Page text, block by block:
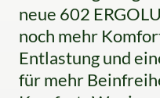
neue 602
noch mehr
Entlastung und
für mehr